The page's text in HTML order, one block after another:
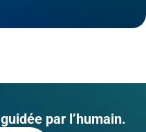
guidée par l’humain.